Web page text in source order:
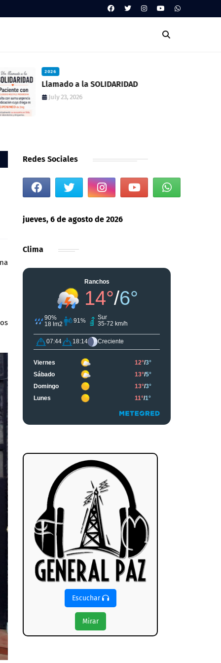
2026
Llamado a la SOLIDARIDAD
July 23, 2026
Redes Sociales
jueves, 6 de agosto de 2026
Clima
Escuchar
Mirar